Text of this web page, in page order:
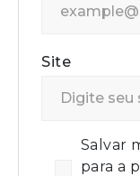
Site
Salvar
para a